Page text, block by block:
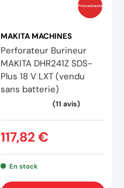
Prix coûtants
MAKITA MACHINES
Perforateur Burineur
MAKITA DHR241Z SDS-
Plus 18 V LXT (vendu
sans batterie)
117,82 €
En stock